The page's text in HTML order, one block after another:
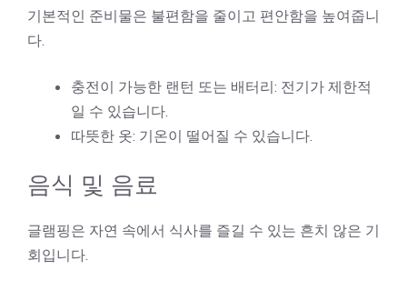
기본적인 준비물은 불편함을 줄이고 편안함을 높여줍니
다.
충전이 가능한 랜턴 또는 배터리: 전기가 제한적
일 수 있습니다.
따뜻한 옷: 기온이 떨어질 수 있습니다.
음식 및 음료
글램핑은 자연 속에서 식사를 즐길 수 있는 흔치 않은 기
회입니다.